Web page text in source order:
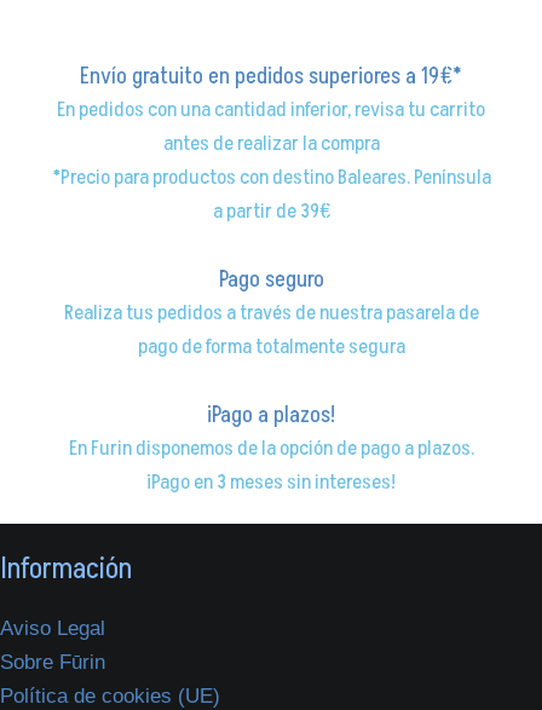
Envío gratuito en pedidos superiores a 19€*
En pedidos con una cantidad inferior, revisa tu carrito
antes de realizar la compra
*Precio para productos con destino Baleares. Península
a partir de 39€
Pago seguro
Realiza tus pedidos a través de nuestra pasarela de
pago de forma totalmente segura
¡Pago a plazos!
En Furin disponemos de la opción de pago a plazos.
¡Pago en 3 meses sin intereses!
Información
Aviso Legal
Sobre Fūrin
Política de cookies (UE)